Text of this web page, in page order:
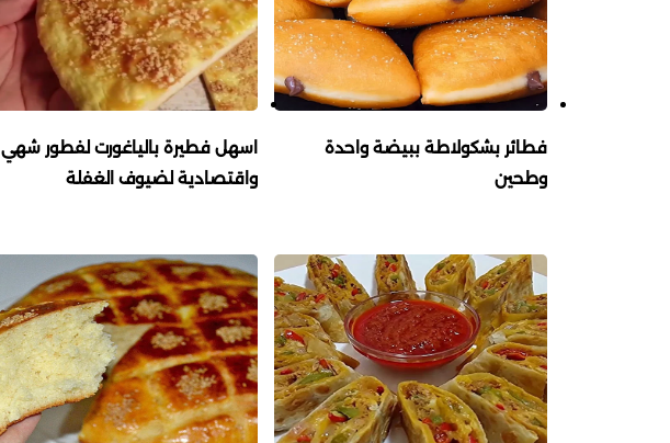
فطائر بشكولاطة ببيضة واحدة
وطحين
اسهل فطيرة بالياغورت لفطور شهي
واقتصادية لضيوف الغفلة